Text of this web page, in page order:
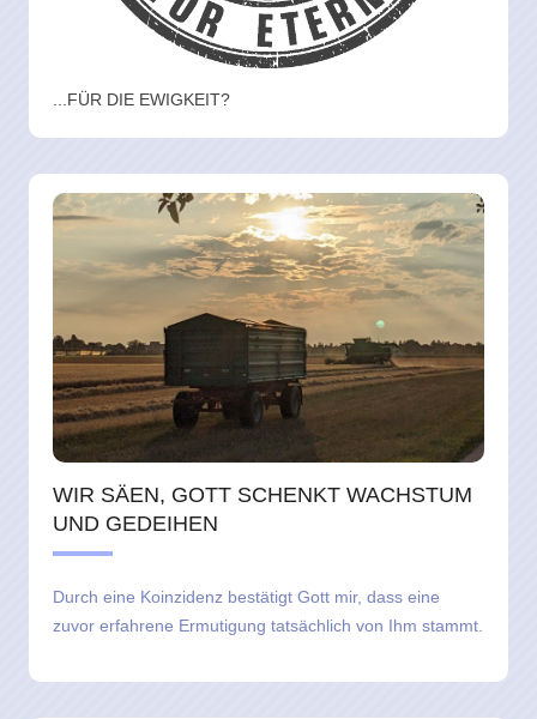
...FÜR DIE EWIGKEIT?
WIR SÄEN, GOTT SCHENKT WACHSTUM
UND GEDEIHEN
Durch eine Koinzidenz bestätigt Gott mir, dass eine
zuvor erfahrene Ermutigung tatsächlich von Ihm stammt.